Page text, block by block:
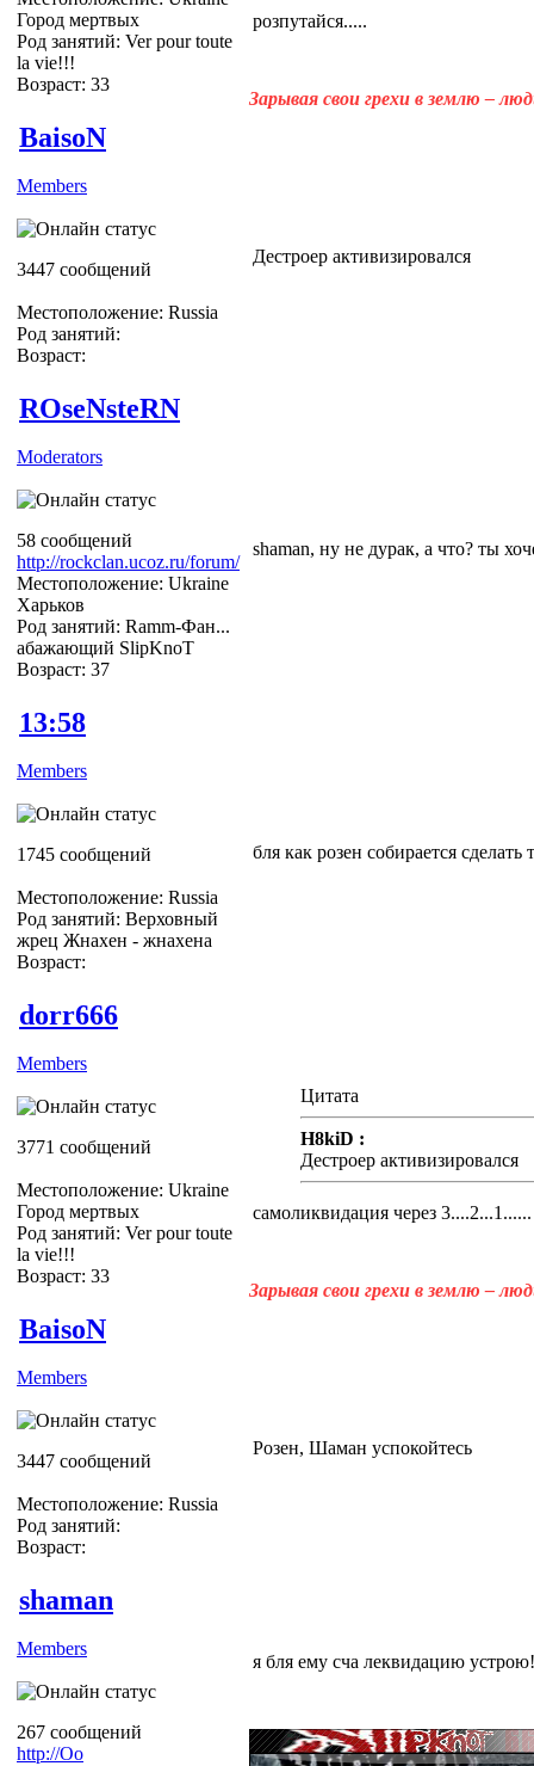
Город мертвых
Род занятий: Ver pour toute
la vie!!!
Возраст: 33
розпутайся.....
Зарывая свои грехи в землю –
BaisoN
Members
3447 сообщений
Местоположение: Russia
Род занятий:
Возраст:
Дестроер активизировался
ROseNsteRN
Moderators
58 сообщений
http://rockclan.ucoz.ru/forum/
Местоположение: Ukraine
Харьков
Род занятий: Ramm-Фан...
абажающий SlipKnoT
Возраст: 37
shaman, ну не дурак, а что? ты
13:58
Members
1745 сообщений
Местоположение: Russia
Род занятий: Верховный
жрец Жнахен - жнахена
Возраст:
бля как розен собирается
dorr666
Members
3771 сообщений
Местоположение: Ukraine
Город мертвых
Род занятий: Ver pour toute
la vie!!!
Возраст: 33
Цитата
H8kiD :
Дестроер активизировался
самоликвидация через 3....2...1......
Зарывая свои грехи в землю –
BaisoN
Members
3447 сообщений
Местоположение: Russia
Род занятий:
Возраст:
Розен, Шаман успокойтесь
shaman
Members
267 сообщений
http://Оо
я бля ему сча леквидацию устрою!